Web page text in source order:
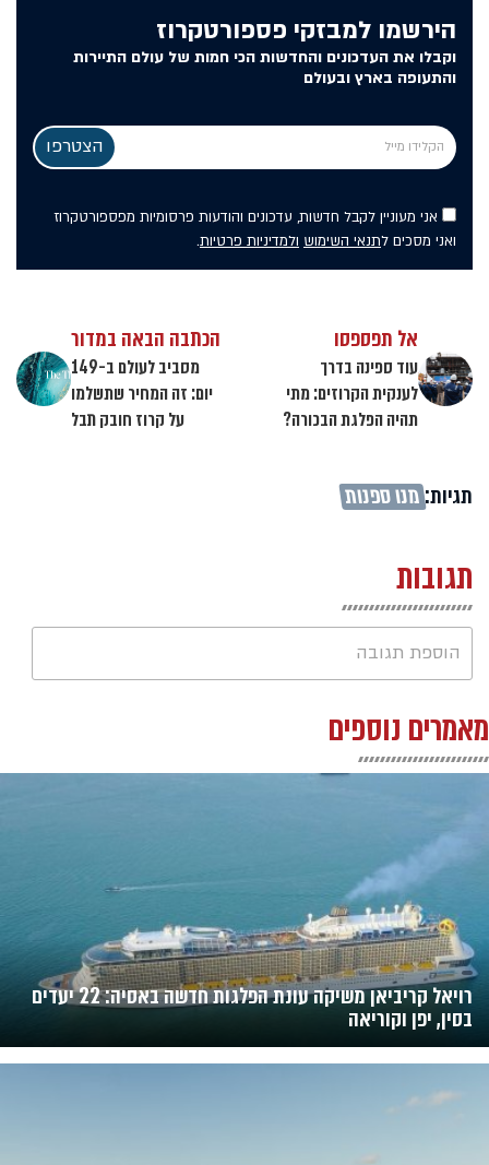
הירשמו למבזקי פספורטקרוז
וקבלו את העדכונים והחדשות הכי חמות של עולם התיירות
והתעופה בארץ ובעולם
אני מעוניין לקבל חדשות, עדכונים והודעות פרסומיות מפספורטקרוז
ואני מסכים לתנאי השימוש ולמדיניות פרטיות.
אל תפספסו
עוד ספינה בדרך
לענקית הקרוזים: מתי
תהיה הפלגת הבכורה?
הכתבה הבאה במדור
מסביב לעולם ב-149
יום: זה המחיר שתשלמו
על קרוז חובק תבל
תגיות:מנו ספנות
תגובות
הוספת תגובה
מאמרים נוספים
רויאל קריביאן משיקה עונת הפלגות חדשה באסיה: 22 יעדים
בסין, יפן וקוריאה